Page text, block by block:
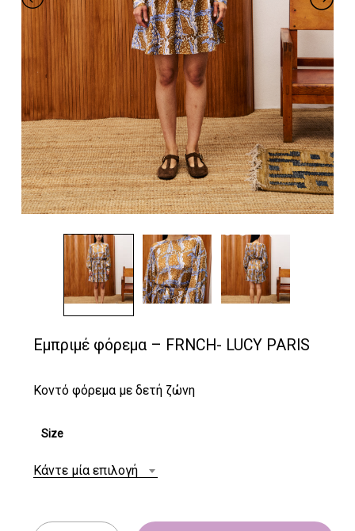
Εμπριμέ φόρεμα – FRNCH- LUCY PARIS
Κοντό φόρεμα με δετή ζώνη
Size
Κάντε μία επιλογή